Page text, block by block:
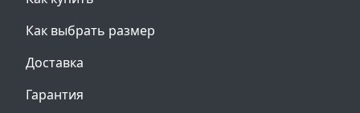
Как выбрать размер
Доставка
Гарантия